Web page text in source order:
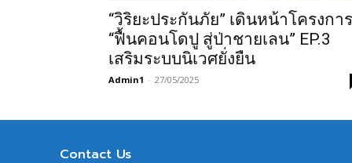
“วิริยะประกันภัย” เดินหน้าโครงการ
“ฟื้นคอนโดปู สู่ป่าชายเลน” EP.3
เสริมระบบนิเวศยั่งยืน
Admin1 - 27/05/2025
Contact Us